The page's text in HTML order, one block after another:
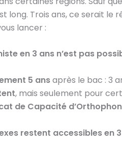
long. Trois ans, ce serait le
lancer :
en 3 ans n’est pas
5 ansaprès le bac : 3
, mais seulement pour
de Capacité
restent accessibles en